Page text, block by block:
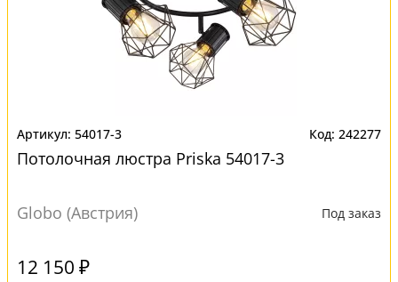
54017-3 242277
Потолочная люстра Priska 54017-3
Globo (Австрия) Под заказ
12 150 ₽